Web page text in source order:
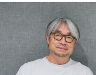
※放送エリア外の方
＜番組概要＞
番組名：SCHOOL OF
「藏内さんだけ
常井「なぜ1人の地方